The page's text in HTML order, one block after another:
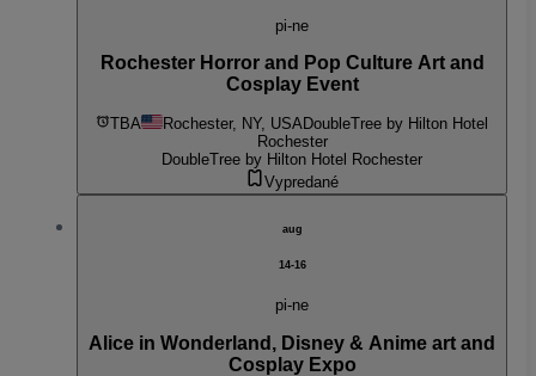
pi-ne
Rochester Horror and Pop Culture Art and
Cosplay Event
TBA Rochester, NY, USADoubleTree by Hilton Hotel
Rochester
DoubleTree by Hilton Hotel Rochester
Vypredané
aug
14-16
pi-ne
Alice in Wonderland, Disney & Anime art and
Cosplay Expo